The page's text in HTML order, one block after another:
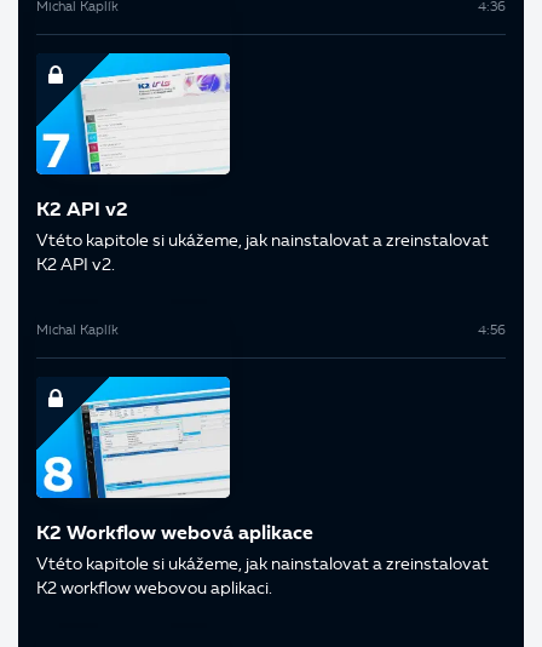
Michal Kaplík 4:36
K2 API v2
V této kapitole si ukážeme, jak nainstalovat a zreinstalovat
K2 API v2.
Michal Kaplík 4:56
K2 Workflow webová aplikace
V této kapitole si ukážeme, jak nainstalovat a zreinstalovat
K2 workflow webovou aplikaci.